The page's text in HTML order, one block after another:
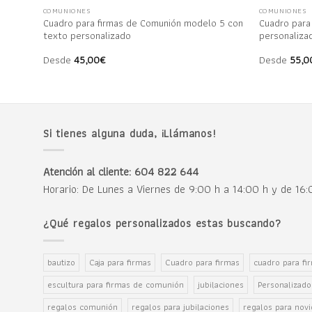
COMUNIONES
Cuadro para firmas de Comunión modelo 5 con
texto personalizado
Desde 45,00€
COMUNIONES
Cuadro
Desde
Si tienes alguna duda, ¡Llámanos!
Atención al cliente: 604 822 644
Horario: De Lunes a Viernes de 9:00 h a 14:00 h y de
¿Qué regalos personalizados estas buscando?
bautizo Caja para firmas Cuadro para firmas cuadro para
escultura para firmas de comunión
jubilaciones Personalizado
regalos comunión
regalos para jubilaciones regalos para